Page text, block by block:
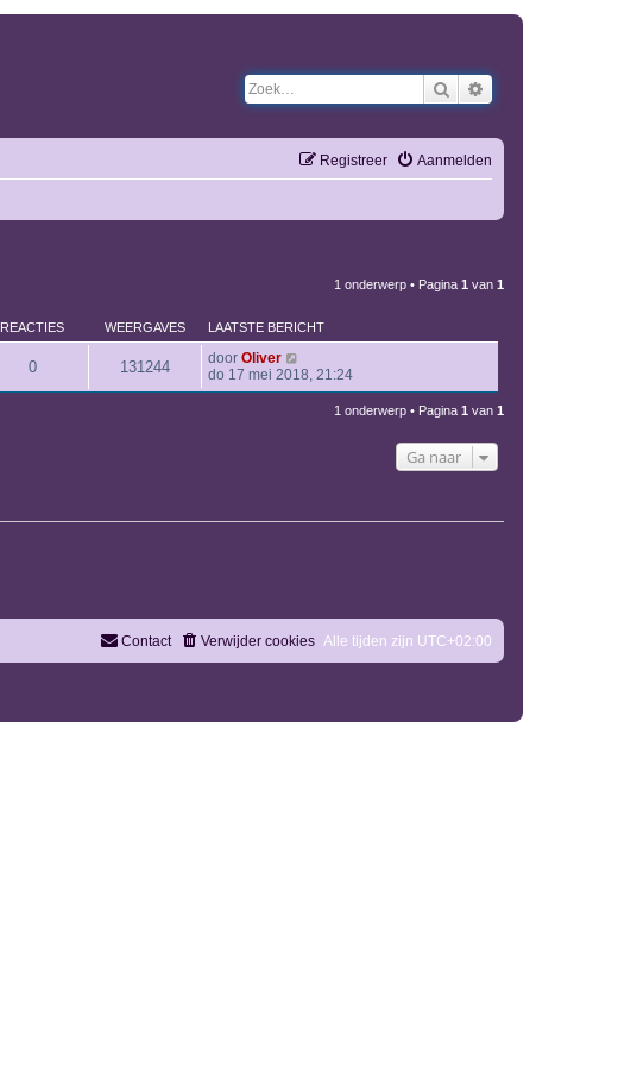
Zoek
Aanmelden
Registreer
1 onderwerp • Pagina 1 van 1
REACTIES WEERGAVES LAATSTE BERICHT
0 131244 door Oliver
do 17 mei 2018, 21:24
1 onderwerp • Pagina 1 van 1
Ga naar
Alle tijden zijn UTC+02:00
Verwijder cookies
Contact